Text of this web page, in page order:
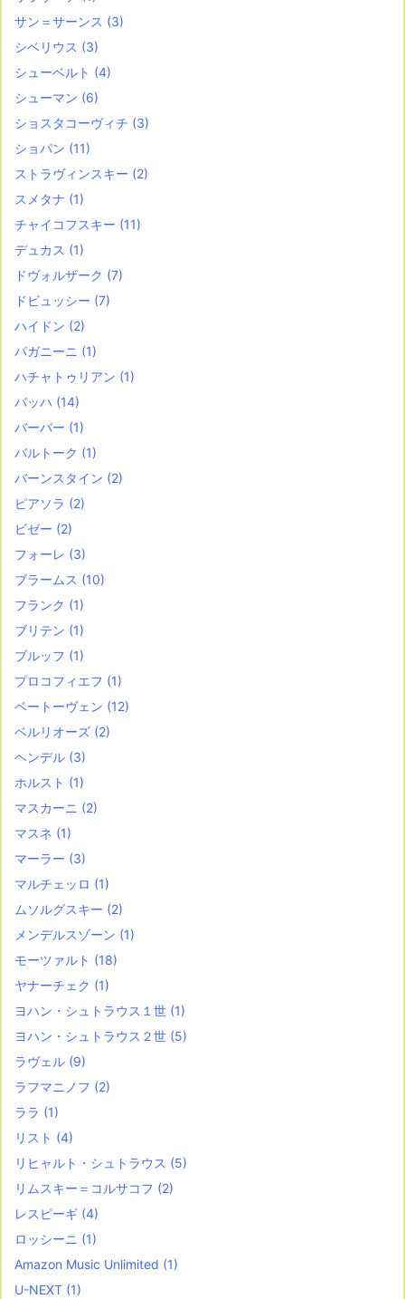
サン＝サーンス (3)
シベリウス (3)
シューベルト (4)
シューマン (6)
ショスタコーヴィチ (3)
ショパン (11)
ストラヴィンスキー (2)
スメタナ (1)
チャイコフスキー (11)
デュカス (1)
ドヴォルザーク (7)
ドビュッシー (7)
ハイドン (2)
パガニーニ (1)
ハチャトゥリアン (1)
バッハ (14)
バーバー (1)
バルトーク (1)
バーンスタイン (2)
ピアソラ (2)
ビゼー (2)
フォーレ (3)
ブラームス (10)
フランク (1)
ブリテン (1)
ブルッフ (1)
プロコフィエフ (1)
ベートーヴェン (12)
ベルリオーズ (2)
ヘンデル (3)
ホルスト (1)
マスカーニ (2)
マスネ (1)
マーラー (3)
マルチェッロ (1)
ムソルグスキー (2)
メンデルスゾーン (1)
モーツァルト (18)
ヤナーチェク (1)
ヨハン・シュトラウス１世 (1)
ヨハン・シュトラウス２世 (5)
ラヴェル (9)
ラフマニノフ (2)
ララ (1)
リスト (4)
リヒャルト・シュトラウス (5)
リムスキー＝コルサコフ (2)
レスピーギ (4)
ロッシーニ (1)
Amazon Music Unlimited (1)
U-NEXT (1)